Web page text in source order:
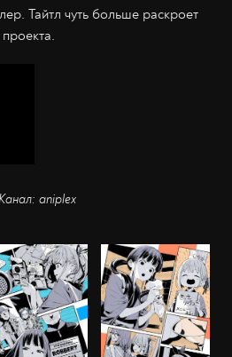
Тайтл чуть больше раскроет
aniplex